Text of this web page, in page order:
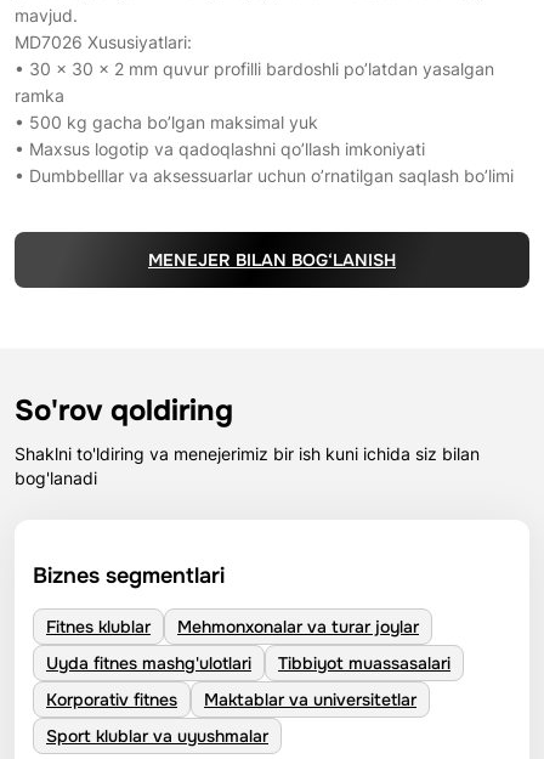
mavjud.
MD7026 Xususiyatlari:
• 30 x 30 x 2 mm quvur profilli bardoshli po’latdan yasalgan
ramka
• 500 kg gacha bo’lgan maksimal yuk
• Maxsus logotip va qadoqlashni qo’llash imkoniyati
• Dumbbelllar va aksessuarlar uchun o’rnatilgan saqlash bo’limi
MENEJER BILAN BOG‘LANISH
So'rov qoldiring
Shaklni to'ldiring va menejerimiz bir ish kuni ichida siz bilan
bog'lanadi
Biznes segmentlari
Fitnes klublar
Mehmonxonalar va turar joylar
Uyda fitnes mashg'ulotlari
Tibbiyot muassasalari
Korporativ fitnes
Maktablar va universitetlar
Sport klublar va uyushmalar